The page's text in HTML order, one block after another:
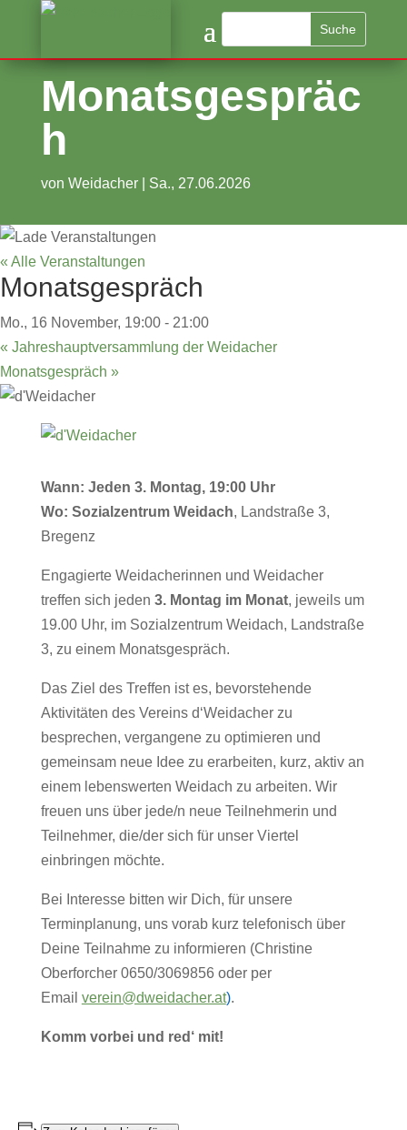
Monatsgespräc
h
von Weidacher| Sa., 27.06.2026
« Alle Veranstaltungen
Monatsgespräch
Mo., 16 November, 19:00 - 21:00
« Jahreshauptversammlung der Weidacher
Monatsgespräch »
Wann: Jeden 3. Montag, 19:00 Uhr
Wo: Sozialzentrum Weidach, Landstraße 3,
Bregenz
Engagierte Weidacherinnen und Weidacher
treffen sich jeden 3. Montag im Monat, jeweils um
19.00 Uhr, im Sozialzentrum Weidach, Landstraße
3, zu einem Monatsgespräch.
Das Ziel des Treffen ist es, bevorstehende
Aktivitäten des Vereins d‘Weidacher zu
besprechen, vergangene zu optimieren und
gemeinsam neue Idee zu erarbeiten, kurz, aktiv an
einem lebenswerten Weidach zu arbeiten. Wir
freuen uns über jede/n neue Teilnehmerin und
Teilnehmer, die/der sich für unser Viertel
einbringen möchte.
Bei Interesse bitten wir Dich, für unsere
Terminplanung, uns vorab kurz telefonisch über
Deine Teilnahme zu informieren (Christine
Oberforcher 0650/3069856 oder per
Email verein@dweidacher.at).
Komm vorbei und red‘ mit!